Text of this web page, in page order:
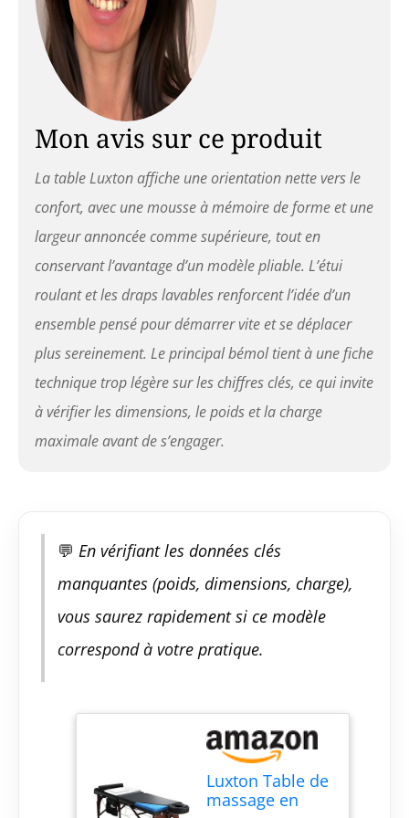
roulettes qui le
rend ultra-portable.
Installez-le en
– Notre lit de
physiothérapie
être ajusté à votre
hauteur préférée. Il
est également livré
avec un support de
tête réglable, un
coussin de tête en
mousse à mémoire
de forme et un
suspendu. ✅ Tout
ce dont vous avez
besoin : lavez
facilement les draps
garder votre lit de
de garder vos
portefeuille et
accessibles.
L'ensemble
comprend
un professionnel –
Facilitez le travail
d'un
massothérapeute
Mon avis sur ce produit
La table Luxton affiche une orientation nette vers le
confort, avec une mousse à mémoire de forme et une
largeur annoncée comme supérieure, tout en
conservant l’avantage d’un modèle pliable. L’étui
roulant et les draps lavables renforcent l’idée d’un
ensemble pensé pour démarrer vite et se déplacer
plus sereinement. Le principal bémol tient à une fiche
technique trop légère sur les chiffres clés, ce qui invite
à vérifier les dimensions, le poids et la charge
maximale avant de s’engager.
💬 En vérifiant les données clés
manquantes (poids, dimensions, charge),
vous saurez rapidement si ce modèle
correspond à votre pratique.
Luxton Table de
massage en